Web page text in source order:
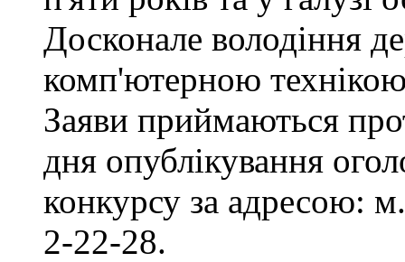
Досконале володіння
комп'ютерною
Заяви приймаються
дня опублікування
конкурсу за адресою:
2-22-28.